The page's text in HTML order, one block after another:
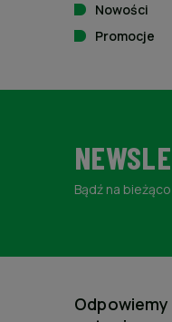
Nowości
Promocje
Bądź na